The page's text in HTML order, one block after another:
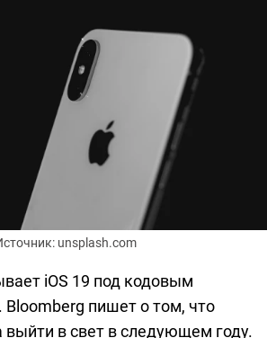
unsplash.com
iOS 19 под кодовым
Bloomberg пишет о том, что
в свет в следующем году.